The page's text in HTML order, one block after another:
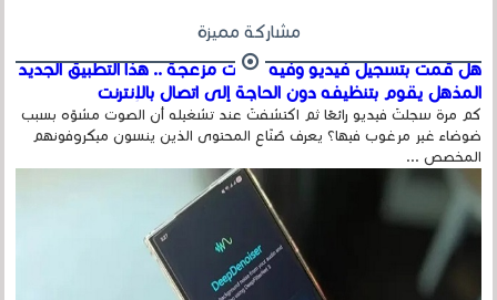
مشاركة مميزة
هل قمت بتسجيل فيديو وفيه أصوت مزعجة .. هذا التطبيق الجديد
المذهل يقوم بتنظيفه دون الحاجة إلى اتصال بالإنترنت
كم مرة سجلتَ فيديو رائعًا ثم اكتشفتَ عند تشغيله أن الصوت مشوّه بسبب
ضوضاء غير مرغوب فيها؟ يعرف صُنّاع المحتوى الذين ينسون ميكروفونهم
المخصص ...